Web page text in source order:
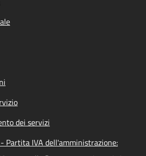
dei servizi
Partita IVA dell'amministrazione: